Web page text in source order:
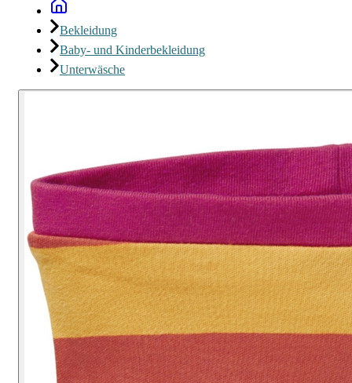
Bekleidung
Baby- und Kinderbekleidung
Unterwäsche